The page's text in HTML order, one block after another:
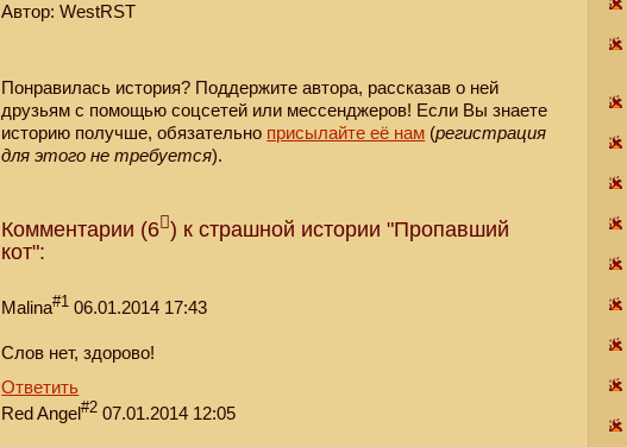
Автор: WestRST
Понравилась история? Поддержите автора, рассказав о ней
друзьям с помощью соцсетей или мессенджеров! Если Вы знаете
историю получше, обязательно присылайте её нам (регистрация
для этого не требуется).
Комментарии (6 ) к страшной истории "Пропавший
кот":
Malina#1 06.01.2014 17:43
Слов нет, здорово!
Ответить
Red Angel#2 07.01.2014 12:05